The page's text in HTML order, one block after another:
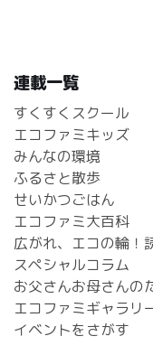
連載一覧
すくすくスクール
エコファミキッズ
みんなの環境
ふるさと散歩
せいかつごはん
エコファミ大百科
広がれ、エコの輪！
スペシャルコラム
お父さんお母さんの
エコファミギャラリ
イベントをさがす